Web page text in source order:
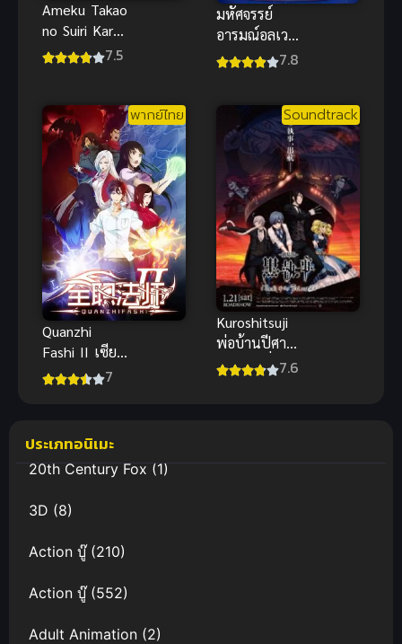
Ameku Takao
no Suiri Karte
บันทึกประวัติ
7.5
มหัศจรรย์
อารมณ์อลเวง
2 (2024) 7.8
พากย์ไทย
Quanzhi
Fashi II เซียน
จอมเวทย์เต็ม
7
Soundtrack
Kuroshitsuji
พ่อบ้านปีศาจ
เดอะมูฟวี่ 7.6
ประเภทอนิเมะ
20th Century Fox(1)
3D (8)
Action บู๊(210)
Action บู๊(552)
Adult Animation (2)